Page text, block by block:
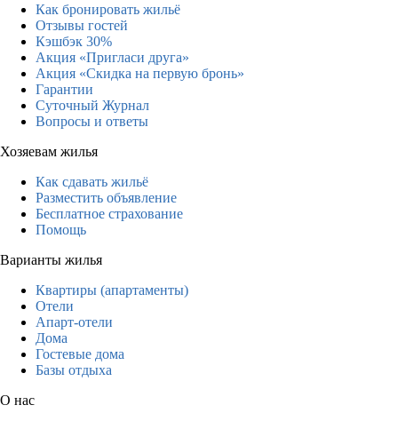
Как бронировать жильё
Отзывы гостей
Кэшбэк 30%
Акция «Пригласи друга»
Акция «Скидка на первую бронь»
Гарантии
Суточный Журнал
Вопросы и ответы
Хозяевам жилья
Как сдавать жильё
Разместить объявление
Бесплатное страхование
Помощь
Варианты жилья
Квартиры (апартаменты)
Отели
Апарт-отели
Дома
Гостевые дома
Базы отдыха
О нас